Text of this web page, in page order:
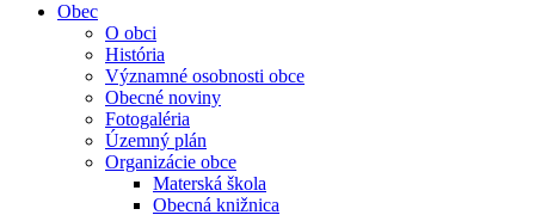
Obec
O obci
História
Významné osobnosti obce
Obecné noviny
Fotogaléria
Územný plán
Organizácie obce
Materská škola
Obecná knižnica